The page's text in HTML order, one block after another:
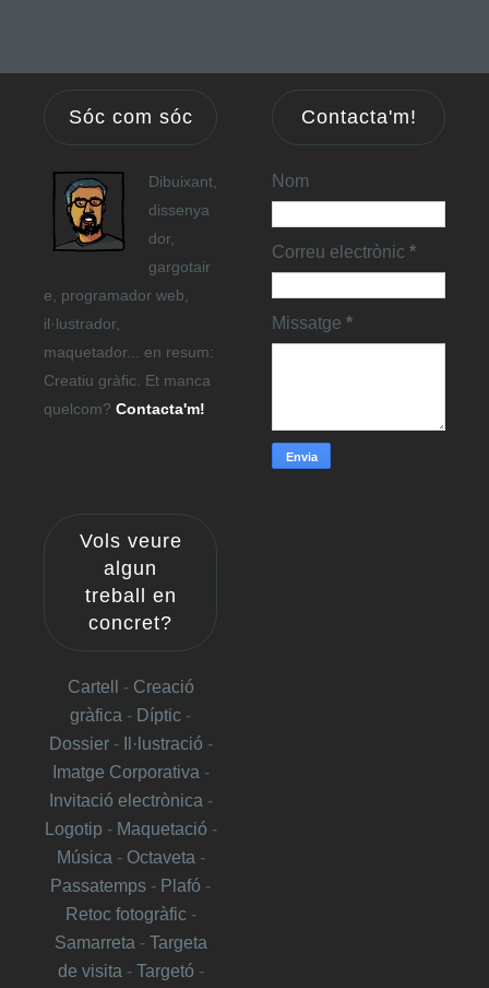
Sóc com sóc
Dibuixant,
dissenya
dor,
gargotair
e, programador web,
il·lustrador,
maquetador... en resum:
Creatiu gràfic. Et manca
quelcom? Contacta'm!
Contacta'm!
Nom
Correu electrònic *
Missatge *
Vols veure
algun
treball en
concret?
Cartell - Creació
gràfica - Díptic -
Dossier - Il·lustració -
Imatge Corporativa -
Invitació electrònica -
Logotip - Maquetació -
Música - Octaveta -
Passatemps - Plafó -
Retoc fotogràfic-
Samarreta - Targeta
de visita - Targetó -